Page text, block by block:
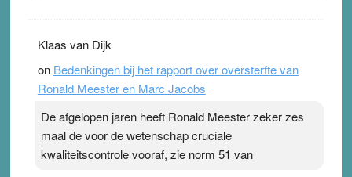
Klaas van Dijk
on Bedenkingen bij het rapport over oversterfte van
Ronald Meester en Marc Jacobs
De afgelopen jaren heeft Ronald Meester zeker zes
maal de voor de wetenschap cruciale
kwaliteitscontrole vooraf, zie norm 51 van